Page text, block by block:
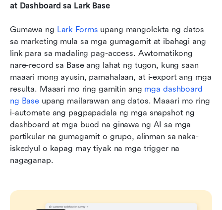
at Dashboard sa Lark Base
Gumawa ng Lark Forms upang mangolekta ng datos
sa marketing mula sa mga gumagamit at ibahagi ang
link para sa madaling pag-access. Awtomatikong
nare-record sa Base ang lahat ng tugon, kung saan
maaari mong ayusin, pamahalaan, at i-export ang mga
resulta. Maaari mo ring gamitin ang mga dashboard
ng Base upang mailarawan ang datos. Maaari mo ring
i-automate ang pagpapadala ng mga snapshot ng
dashboard at mga buod na ginawa ng AI sa mga
partikular na gumagamit o grupo, alinman sa naka-
iskedyul o kapag may tiyak na mga trigger na
nagaganap.